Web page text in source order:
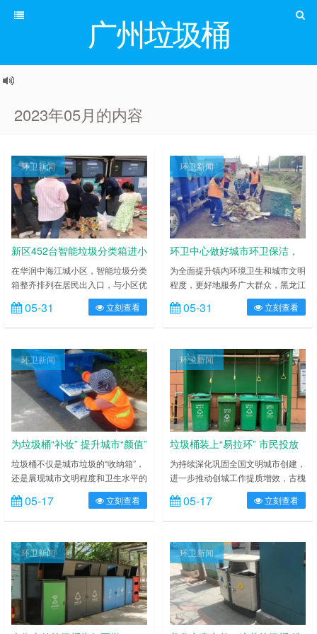
广州垃圾桶
2023年05月的内容
环卫新闻
新区452台智能垃圾分类箱进小
区
在华润中海江城小区，智能垃圾分类
箱整齐排列在居民出入口，与小区优
质绿化、塑胶跑道浑然一体。居民李
黎正在按垃圾类别投放垃圾。这个小
区是哈尔滨新区最早一批实现垃圾分
月，哈尔滨新区投入 2000 余万元购
置的 452 台智能垃圾箱体投入使用
以来，已涵盖全区 134 个小区，累
计注册人数达 57208 户，累计投放
重量 2……
05-31 立刻查看
环卫新闻
环卫中心做好城市环卫保洁，
扮靓清洁美丽友谊
为全面提升镇内环境卫生和城市文明
程度，更好地服务广大群众，黑龙江
省双鸭山市友谊县环境卫生服务中心
不断加强作业强度，多措并举，把各
项清洁工作做实、做细、做好，用辛
一是加大清扫保洁力度，不断提升保
洁标准。该环卫中心改变以往传统人
工清扫模式，采取“人工+机械”作业
模式，对镇内 50 万平方米主次干道
进行巡回清扫保洁，每天出动保洁
员……
05-31 立刻查看
环卫新闻
为垃圾桶“补妆” 提升城市“颜值”
垃圾桶不仅是城市垃圾的“收纳箱”，
还是展现城市文明程度和卫生水平的
名片。近日，县执法局组织人员对街
区果皮箱、垃圾箱集中刷洗，清洗过
后进行精致“补妆”，进一步提升城市
箱，经受风吹日晒和垃圾腐蚀，出现
不同程度破损，既影响垃圾的正常收
运，也影响城市整体形象，环卫工人
先用抹布仔细将垃圾桶表面污渍、锈
斑进行冲洗、擦拭，在用油漆进行粉
刷，……
05-17 立刻查看
环卫新闻
垃圾桶装上“易拉环” 市民投放
不脏手
为持续深化巩固全国文明城市创建，
进一步推动创城工作提质增效，古槐
街道北门社区围绕群众满意度提升，
通过惠民生、暖民心举措，着力解决
好社区群众“急难愁盼”问题。 近日，
桶多了一个“小装置”——吊环滑动拉
手，方便又卫生，居民们对此纷纷点
赞。按照全国文明城市创建相关要
求，垃圾桶要保持桶盖“常闭”，以免
垃圾的异味散发出来。但在网格员们
日……
05-17 立刻查看
环卫新闻 环卫新闻